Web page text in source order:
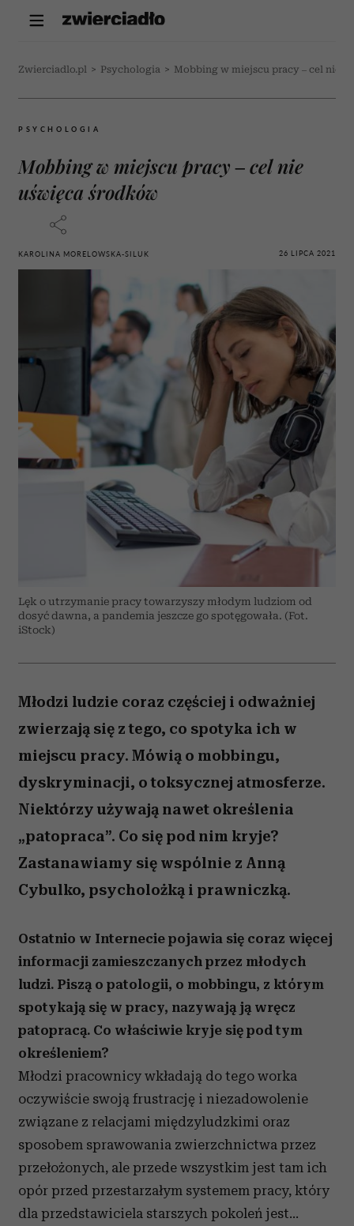
Zwierciadlo.pl > Psychologia > Mobbing w miejscu pracy – cel nie
PSYCHOLOGIA
Mobbing w miejscu pracy – cel nie
uświęca środków
KAROLINA MORELOWSKA-SILUK 26 LIPCA 2021
Lęk o utrzymanie pracy towarzyszy młodym ludziom od
dosyć dawna, a pandemia jeszcze go spotęgowała. (Fot.
iStock)
Młodzi ludzie coraz częściej i odważniej
zwierzają się z tego, co spotyka ich w
miejscu pracy. Mówią o mobbingu,
dyskryminacji, o toksycznej atmosferze.
Niektórzy używają nawet określenia
„patopraca”. Co się pod nim kryje?
Zastanawiamy się wspólnie z Anną
Cybulko, psycholożką i prawniczką.
Ostatnio w Internecie pojawia się coraz więcej
informacji zamieszczanych przez młodych
ludzi. Piszą o patologii, o mobbingu, z którym
spotykają się w pracy, nazywają ją wręcz
patopracą. Co właściwie kryje się pod tym
określeniem?
Młodzi pracownicy wkładają do tego worka
oczywiście swoją frustrację i niezadowolenie
związane z relacjami międzyludzkimi oraz
sposobem sprawowania zwierzchnictwa przez
przełożonych, ale przede wszystkim jest tam ich
opór przed przestarzałym systemem pracy, który
dla przedstawiciela starszych pokoleń jest…